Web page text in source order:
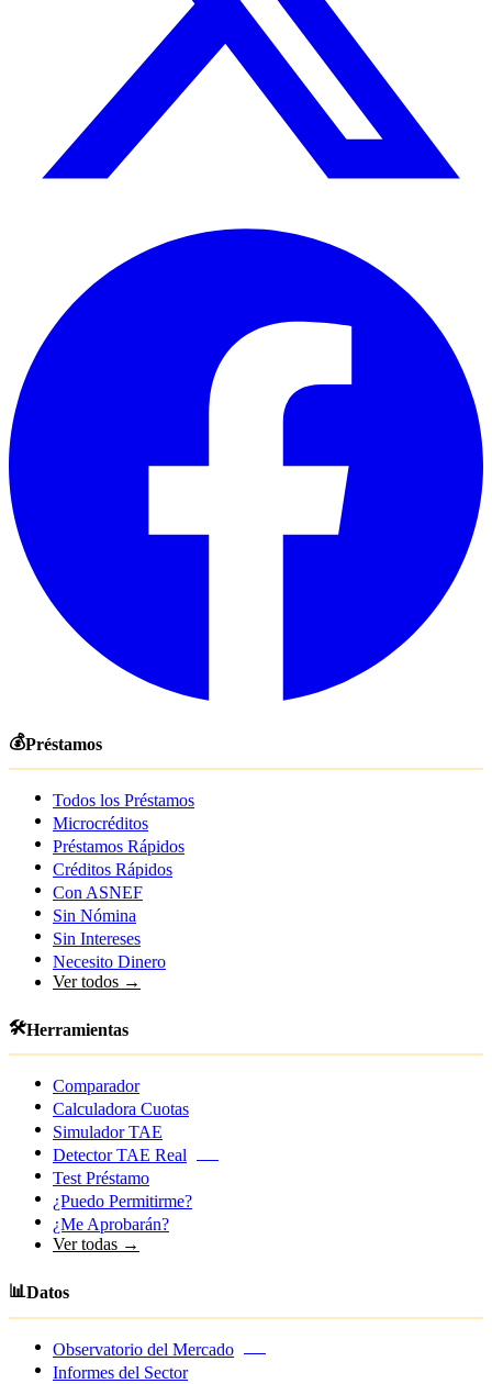
💰Préstamos
Todos los Préstamos
Microcréditos
Préstamos Rápidos
Créditos Rápidos
Con ASNEF
Sin Nómina
Sin Intereses
Necesito Dinero
Ver todos →
🛠️Herramientas
Comparador
Calculadora Cuotas
Simulador TAE
Detector TAE Real
Test Préstamo
¿Puedo Permitirme?
¿Me Aprobarán?
Ver todas →
📊Datos
Observatorio del Mercado
Informes del Sector